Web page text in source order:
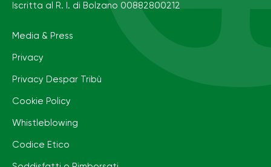
Iscritta al R. I. di Bolzano 00882800212
Media & Press
Privacy
Privacy Despar Tribù
Cookie Policy
Whistleblowing
Codice Etico